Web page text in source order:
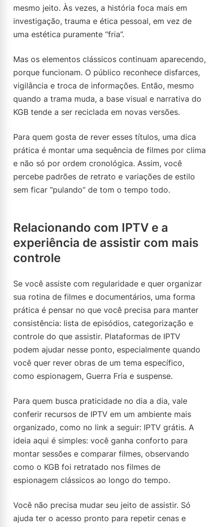
mesmo jeito. Às vezes, a história foca mais em
investigação, trauma e ética pessoal, em vez de
uma estética puramente “fria”.
Mas os elementos clássicos continuam aparecendo,
porque funcionam. O público reconhece disfarces,
vigilância e troca de informações. Então, mesmo
quando a trama muda, a base visual e narrativa do
KGB tende a ser reciclada em novas versões.
Para quem gosta de rever esses títulos, uma dica
prática é montar uma sequência de filmes por clima
e não só por ordem cronológica. Assim, você
percebe padrões de retrato e variações de estilo
sem ficar “pulando” de tom o tempo todo.
Relacionando com IPTV e a
experiência de assistir com mais
controle
Se você assiste com regularidade e quer organizar
sua rotina de filmes e documentários, uma forma
prática é pensar no que você precisa para manter
consistência: lista de episódios, categorização e
controle do que assistir. Plataformas de IPTV
podem ajudar nesse ponto, especialmente quando
você quer rever obras de um tema específico,
como espionagem, Guerra Fria e suspense.
Para quem busca praticidade no dia a dia, vale
conferir recursos de IPTV em um ambiente mais
organizado, como no link a seguir: IPTV grátis. A
ideia aqui é simples: você ganha conforto para
montar sessões e comparar filmes, observando
como o KGB foi retratado nos filmes de
espionagem clássicos ao longo do tempo.
Você não precisa mudar seu jeito de assistir. Só
ajuda ter o acesso pronto para repetir cenas e